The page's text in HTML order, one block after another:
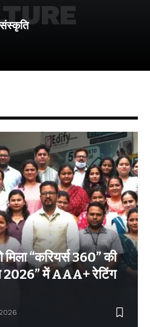
संस्कृति
“करियर्स 360” की
2026” में AAA+ रेटिंग